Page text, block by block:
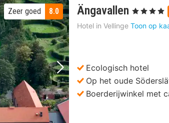
Volgende foto
8.0
Zeer goed Ängavallen 2
vanaf
, 4 Sterren
Hotel in Vellinge Toon op
Ecologisch hotel
Op het oude
Boerderijwinkel met